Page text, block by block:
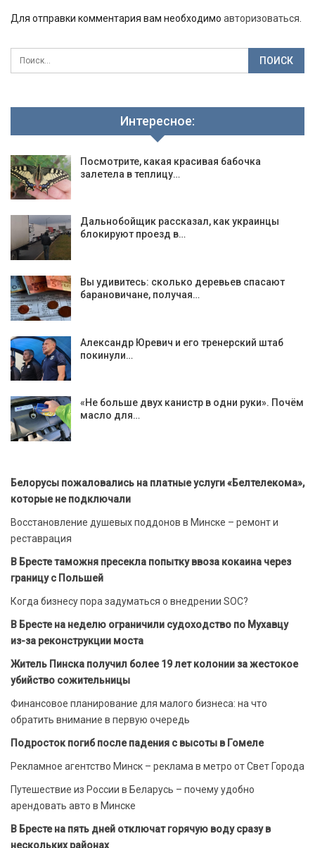
Для отправки комментария вам необходимо авторизоваться
Интересное:
Посмотрите, какая красивая бабочка
залетела в теплицу…
Дальнобойщик рассказал, как украинцы
блокируют проезд в…
Вы удивитесь: сколько деревьев спасают
барановичане, получая…
Александр Юревич и его тренерский штаб
покинули…
«Не больше двух канистр в одни руки». Почём
масло для…
Белорусы пожаловались на платные услуги «Белтелекома»,
которые не подключали
Восстановление душевых поддонов в Минске – ремонт и
реставрация
В Бресте таможня пресекла попытку ввоза кокаина через
границу с Польшей
Когда бизнесу пора задуматься о внедрении SOC?
В Бресте на неделю ограничили судоходство по Мухавцу
из-за реконструкции моста
Житель Пинска получил более 19 лет колонии за жестокое
убийство сожительницы
Финансовое планирование для малого бизнеса: на что
обратить внимание в первую очередь
Подросток погиб после падения с высоты в Гомеле
Рекламное агентство Минск – реклама в метро от Свет Города
Путешествие из России в Беларусь – почему удобно
арендовать авто в Минске
В Бресте на пять дней отключат горячую воду сразу в
нескольких районах